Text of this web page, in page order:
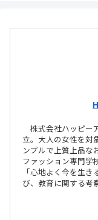
株式会社ハッピー
立。大人の女性を対
ンプルで上質上品
ファッション専門学
「心地よく今を生
び、教育に関する考